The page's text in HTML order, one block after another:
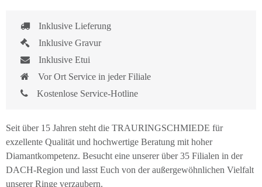
Inklusive Lieferung
Inklusive Gravur
Inklusive Etui
Vor Ort Service in jeder Filiale
Kostenlose Service-Hotline
Seit über 15 Jahren steht die TRAURINGSCHMIEDE für
exzellente Qualität und hochwertige Beratung mit hoher
Diamantkompetenz. Besucht eine unserer über 35 Filialen in der
DACH-Region und lasst Euch von der außergewöhnlichen Vielfalt
unserer Ringe verzaubern.